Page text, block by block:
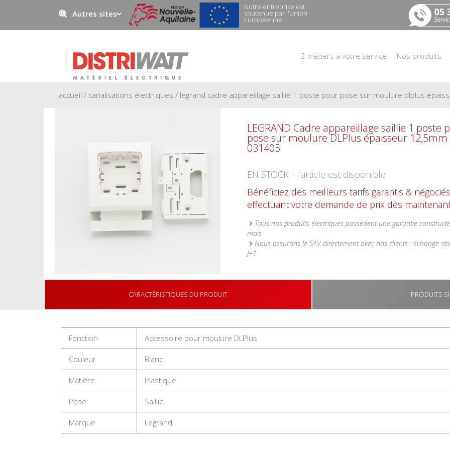
2 métiers à votre service Nos produits
Autres sites
Negowatt
Prestawatt
Notre entreprise est
soutenue par l'Union
Européenne
accueil / canalisations électriques / legrand cadre appareillage saillie 1 poste pour pose sur moulure dlplus
LEGRAND Cadre appareillage saillie 1 poste
pose sur moulure DLPlus épaisseur 12,5mm
031405
EN STOCK - l'article est disponible
Bénéficiez des meilleurs tarifs garantis &
effectuant votre demande de prix dès
Tous nos produits électriques possèdent une garantie
mois
Nous assurons le SAV directement avec nos clients : échange
J+1
CARACTÉRISTIQUES DU PRODUIT PRODUITS
Fonction Accessoire pour moulure DLPlus
Couleur Blanc
Matière Plastique
Pose Saillie
Marque Legrand